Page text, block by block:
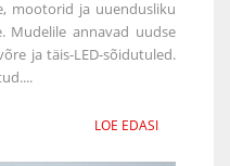
mootorid ja uuendusliku
Mudelile annavad uudse
ja täis-LED-sõidutuled.
LOE EDASI